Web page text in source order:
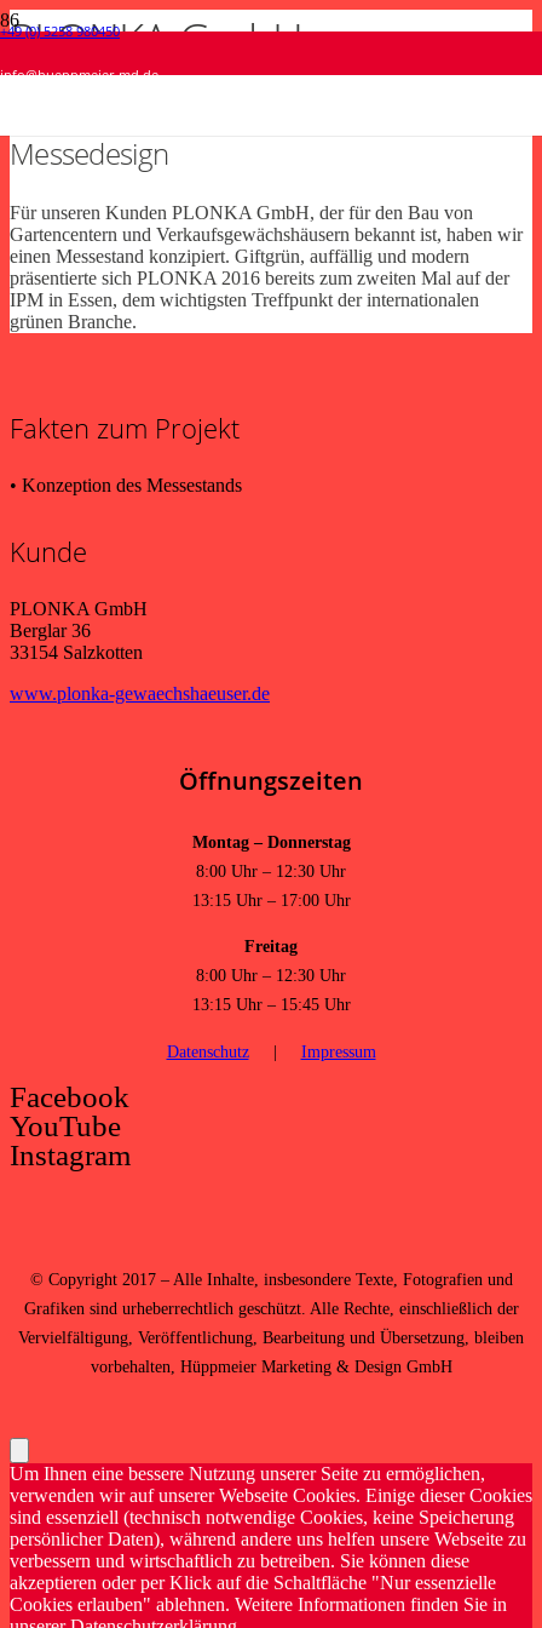
+49 (0) 5258 980450
info@hueppmeier-md.de
PLONKA GmbH
Messedesign
Für unseren Kunden PLONKA GmbH, der für den Bau von
Gartencentern und Verkaufsgewächshäusern bekannt ist, haben wir
einen Messestand konzipiert. Giftgrün, auffällig und modern
präsentierte sich PLONKA 2016 bereits zum zweiten Mal auf der
IPM in Essen, dem wichtigsten Treffpunkt der internationalen
grünen Branche.
Fakten zum Projekt
• Konzeption des Messestands
Kunde
PLONKA GmbH
Berglar 36
33154 Salzkotten
www.plonka-gewaechshaeuser.de
Brökelmann • Webdesign
Condor • Messe-Giveaways
PLONKA GmbH • Messezeitung
Autohaus Niggemeier • Gutschein
Öffnungszeiten
Montag – Donnerstag
8:00 Uhr – 12:30 Uhr
13:15 Uhr – 17:00 Uhr
Freitag
8:00 Uhr – 12:30 Uhr
13:15 Uhr – 15:45 Uhr
Datenschutz| Impressum
Facebook
YouTube
Instagram
© Copyright 2017 – Alle Inhalte, insbesondere Texte, Fotografien und
Grafiken sind urheberrechtlich geschützt. Alle Rechte, einschließlich der
Vervielfältigung, Veröffentlichung, Bearbeitung und Übersetzung, bleiben
vorbehalten, Hüppmeier Marketing & Design GmbH
Um Ihnen eine bessere Nutzung unserer Seite zu ermöglichen,
verwenden wir auf unserer Webseite Cookies. Einige dieser Cookies
sind essenziell (technisch notwendige Cookies, keine Speicherung
persönlicher Daten), während andere uns helfen unsere Webseite zu
verbessern und wirtschaftlich zu betreiben. Sie können diese
akzeptieren oder per Klick auf die Schaltfläche "Nur essenzielle
Cookies erlauben" ablehnen. Weitere Informationen finden Sie in